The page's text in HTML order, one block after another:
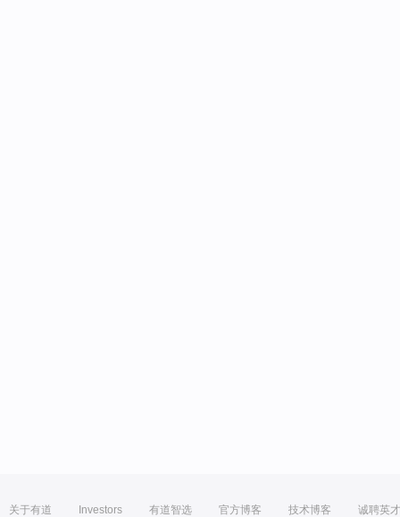
关于有道 Investors 有道智选 官方博客 技术博客 诚聘英才